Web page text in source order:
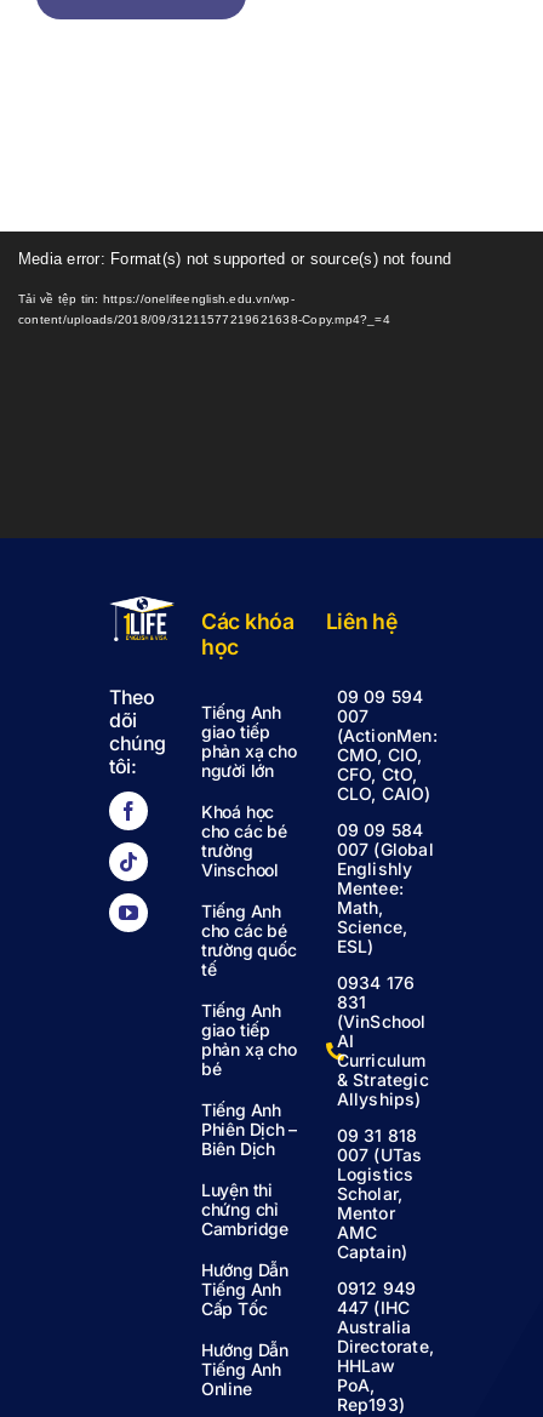
Video
Media error: Format(s) not supported or source(s) not found
Tải về tệp tin: https://onelifeenglish.edu.vn/wp-
content/uploads/2018/09/31211577219621638-Copy.mp4?_=4
Theo
dõi
chúng
tôi:
Các khóa
học
Tiếng Anh
giao tiếp
phản xạ cho
người lớn
Khoá học
cho các bé
trường
Vinschool
Tiếng Anh
cho các bé
trường quốc
tế
Tiếng Anh
giao tiếp
phản xạ cho
bé
Tiếng Anh
Phiên Dịch –
Biên Dịch
Luyện thi
chứng chỉ
Cambridge
Hướng Dẫn
Tiếng Anh
Cấp Tốc
Hướng Dẫn
Tiếng Anh
Online
Liên hệ
09 09 594
007
(ActionMen:
CMO, CIO,
CFO, CtO,
CLO, CAIO)
09 09 584
007 (Global
Englishly
Mentee:
Math,
Science,
ESL)
0934 176
831
(VinSchool
AI
Curriculum
& Strategic
Allyships)
09 31 818
007 (UTas
Logistics
Scholar,
Mentor
AMC
Captain)
0912 949
447 (IHC
Australia
Directorate,
HHLaw
PoA,
Rep193)